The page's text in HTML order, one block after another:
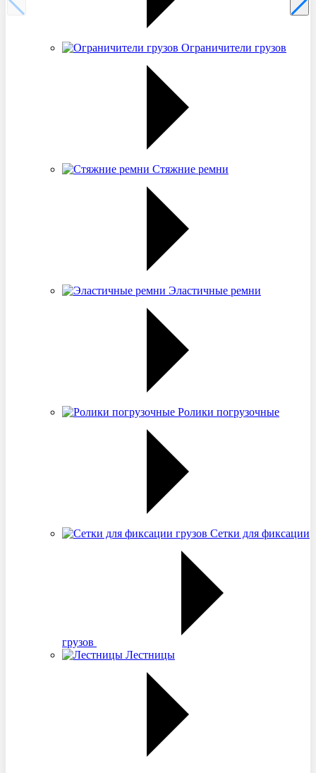
Ограничители грузов
Стяжние ремни
Эластичные ремни
Ролики погрузочные
Сетки для фиксации
грузов
Лестницы